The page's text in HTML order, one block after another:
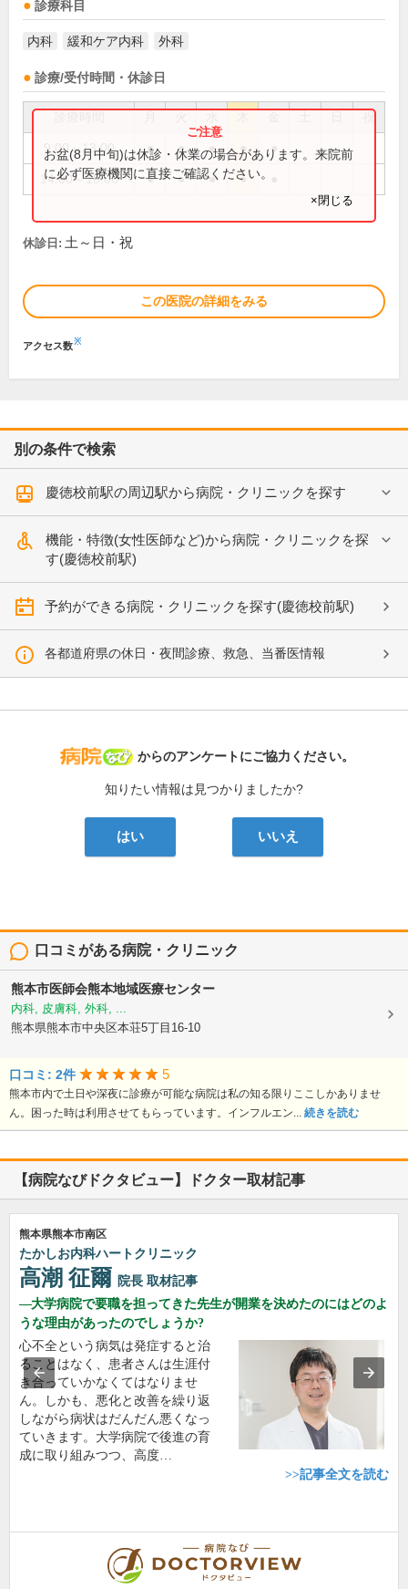
診療科目
内科 緩和ケア内科 外科
診療/受付時間・休診日
祝
9:00～13:00 ● ● ● ● ●
14:00～18:00 ● ● ● ●
お盆(8月中旬)は休診・休業の場合があります。来院前
に必ず医療機関に直接ご確認ください。
×閉じる
休診日: 土～日・祝
この医院の詳細をみる
アクセス数※
別の条件で検索
慶徳校前駅の周辺駅から病院・クリニックを探す
機能・特徴(女性医師など)から病院・クリニックを探
す(慶徳校前駅)
予約ができる病院・クリニックを探す(慶徳校前駅)
各都道府県の休日・夜間診療、救急、当番医情報
病院なび
からのアンケートにご協力ください。
知りたい情報は見つかりましたか?
はい いいえ
口コミがある病院・クリニック
熊本市医師会熊本地域医療センター
内科, 皮膚科, 外科, ...
熊本県熊本市中央区本荘5丁目16-10
口コミ: 2件 5
熊本市内で土日や深夜に診療が可能な病院は私の知る限りここしかありませ
ん。困った時は利用させてもらっています。インフルエン... 続きを読む
【病院なびドクタビュー】ドクター取材記事
熊本県熊本市南区
たかしお内科ハートクリニック
高潮 征爾 院長 取材記事
大学病院で要職を担ってきた先生が開業を決めたのにはどのよ
うな理由があったのでしょうか?
心不全という病気は発症すると治
ることはなく、患者さんは生涯付
き合っていかなくてはなりませ
ん。しかも、悪化と改善を繰り返
しながら病状はだんだん悪くなっ
ていきます。大学病院で後進の育
成に取り組みつつ、高度…
>>記事全文を読む